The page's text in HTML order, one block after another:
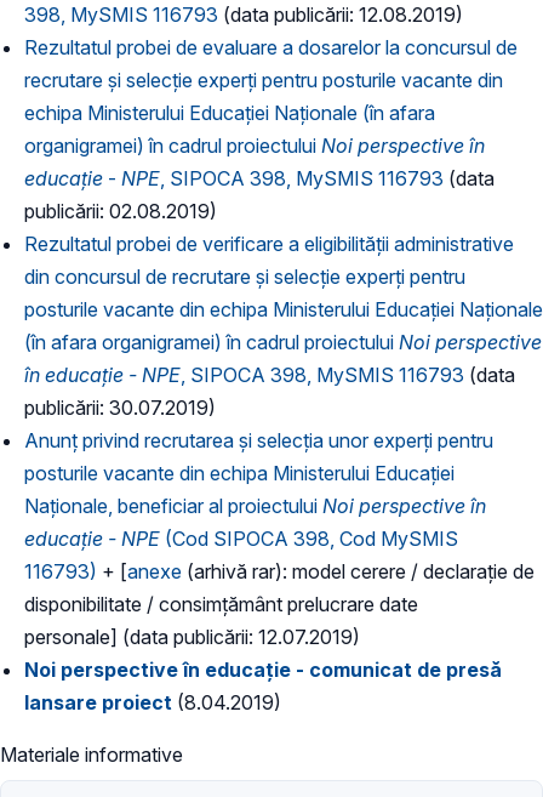
398, MySMIS 116793 (data publicării: 12.08.2019)
Rezultatul probei de evaluare a dosarelor la concursul de
recrutare și selecție experți pentru posturile vacante din
echipa Ministerului Educației Naționale (în afara
organigramei) în cadrul proiectului Noi perspective în
educație - NPE , SIPOCA 398, MySMIS 116793 (data
publicării: 02.08.2019)
Rezultatul probei de verificare a eligibilității administrative
din concursul de recrutare și selecție experți pentru
posturile vacante din echipa Ministerului Educației Naționale
(în afara organigramei) în cadrul proiectului Noi perspective
în educație - NPE , SIPOCA 398, MySMIS 116793 (data
publicării: 30.07.2019)
Anunț privind recrutarea și selecția unor experți pentru
posturile vacante din echipa Ministerului Educației
Naționale, beneficiar al proiectului Noi perspective în
educație - NPE (Cod SIPOCA 398, Cod MySMIS
116793) + [anexe (arhivă rar): model cerere / declarație de
disponibilitate / consimțământ prelucrare date
personale] (data publicării: 12.07.2019)
Noi perspective în educație - comunicat de presă
lansare proiect (8.04.2019)
Materiale informative